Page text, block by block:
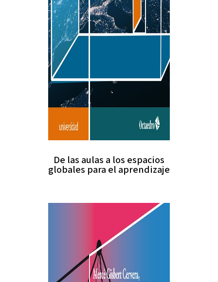
De las aulas a los espacios
globales para el aprendizaje